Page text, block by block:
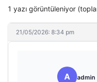
1 yazı görüntüleniyor
21/05/2026: 8:34 pm
A admin